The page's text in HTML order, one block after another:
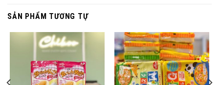
SẢN PHẨM TƯƠNG TỰ